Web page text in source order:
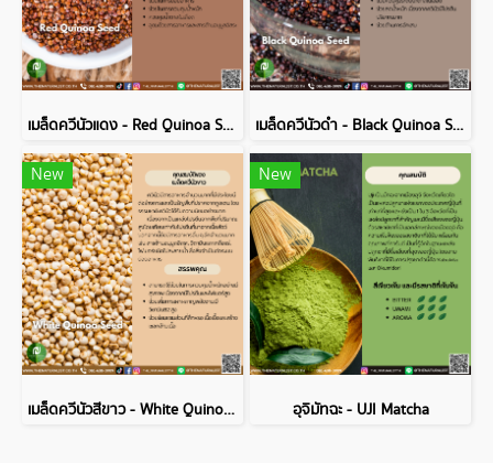
เมล็ดควีนัวแดง - Red Quinoa Seed เมล็ดควีนัวดำ - Black Quinoa Seed
New
เมล็ดควีนัวสีขาว - White Quinoa Seed
New
อุจิมัทฉะ - UJI Matcha